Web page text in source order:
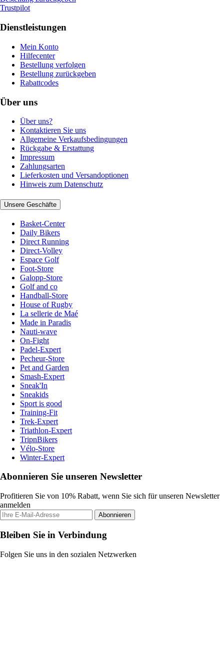
Trustpilot
Dienstleistungen
Mein Konto
Hilfecenter
Bestellung verfolgen
Bestellung zurückgeben
Rabattcodes
Über uns
Über uns?
Kontaktieren Sie uns
Allgemeine Verkaufsbedingungen
Rückgabe & Erstattung
Impressum
Zahlungsarten
Lieferkosten und Versandoptionen
Hinweis zum Datenschutz
Unsere Geschäfte
Basket-Center
Daily Bikers
Direct Running
Direct-Volley
Espace Golf
Foot-Store
Galopp-Store
Golf and co
Handball-Store
House of Rugby
La sellerie de Maé
Made in Paradis
Nauti-wave
On-Fight
Padel-Expert
Pecheur-Store
Pet and Garden
Smash-Expert
Sneak'In
Sneakids
Sport is good
Training-Fit
Trek-Expert
Triathlon-Expert
TripnBikers
Vélo-Store
Winter-Expert
Abonnieren Sie unseren Newsletter
Profitieren Sie von 10% Rabatt, wenn Sie sich für unseren Newsletter
anmelden
Abonnieren
Bleiben Sie in Verbindung
Folgen Sie uns in den sozialen Netzwerken